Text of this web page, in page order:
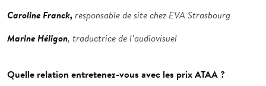
Caroline Franck, responsable de site chez EVA Strasbourg
Marine Héligon, traductrice de l’audiovisuel
Quelle relation entretenez-vous avec les prix ATAA ?